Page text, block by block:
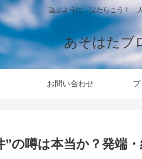
遊ぶように、はたらこう！
あそはたブ
お問い合わせ
”の噂は本当か？発端